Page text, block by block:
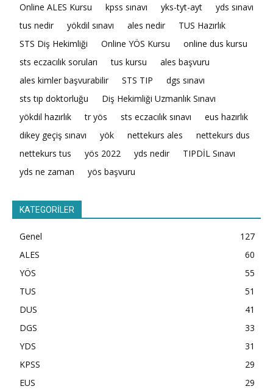
Online ALES Kursu
kpss sınavı yks-tyt-ayt
yds sınavı
tus nedir
yökdil sınavı ales nedir
TUS Hazırlık
STS Diş Hekimliği
Online YÖS Kursu
online dus kursu
sts eczacılık soruları
tus kursu
ales başvuru
ales kimler başvurabilir
STS TIP
dgs sınavı
sts tıp doktorluğu
Diş Hekimliği Uzmanlık Sınavı
yökdil hazırlık
tr yös sts eczacılık sınavı
eus hazırlık
dikey geçiş sınavı
yök nettekurs ales
nettekurs dus
nettekurs tus
yös 2022 yds nedir
TIPDİL Sınavı
yds ne zaman
yös başvuru
KATEGORİLER
Genel
127
ALES
60
YÖS
55
TUS
51
DUS
41
DGS
33
YDS
31
KPSS
29
EUS
29